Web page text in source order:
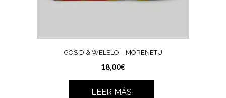
GOS D & WELELO – MORENETU
18,00€
LEER MÁS